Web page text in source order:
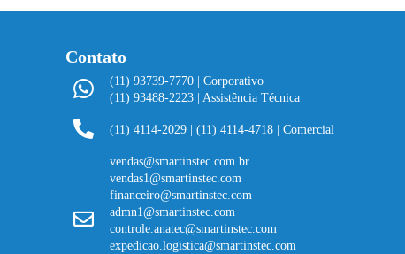
Contato
(11) 93739-7770 | Corporativo
(11) 93488-2223 | Assistência Técnica
(11) 4114-2029 | (11) 4114-4718 | Comercial
vendas@smartinstec.com.br
vendas1@smartinstec.com
financeiro@smartinstec.com
admn1@smartinstec.com
controle.anatec@smartinstec.com
expedicao.logistica@smartinstec.com